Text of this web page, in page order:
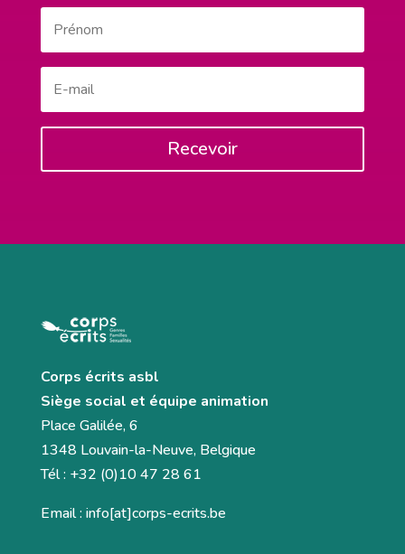
Recevoir
Corps écrits asbl
Siège social et équipe animation
Place Galilée, 6
1348 Louvain-la-Neuve, Belgique
Tél : +32 (0)10 47 28 61
Email : info[at]corps-ecrits.be